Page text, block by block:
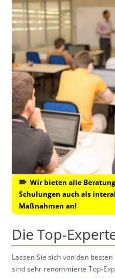
Wir bieten alle
Schulungen auch als
Maßnahmen an!
Die Top-
Lassen Sie sich von den
sind sehr renommierte Top-